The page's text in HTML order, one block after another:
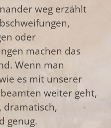
weg erzählt
oder
machen das
Wenn man
es mit unserer
weiter geht,
dramatisch,
genug.